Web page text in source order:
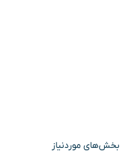
بخش‌های موردنیاز